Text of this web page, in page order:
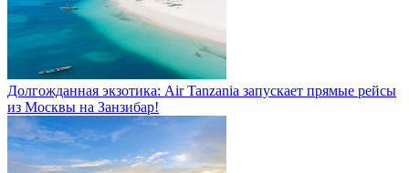
Долгожданная экзотика: Air Tanzania запускает прямые рейсы
из Москвы на Занзибар!